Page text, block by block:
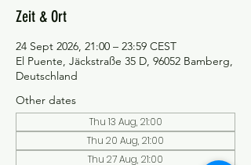
Zeit & Ort
24 Sept 2026, 21:00 – 23:59 CEST
El Puente, Jäckstraße 35 D, 96052 Bamberg,
Deutschland
Other dates
Thu 13 Aug, 21:00
Thu 20 Aug, 21:00
Thu 27 Aug, 21:00